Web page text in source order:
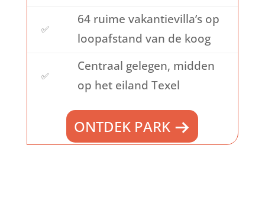
✅
64 ruime vakantievilla’s op
loopafstand van de koog
✅
Centraal gelegen, midden
op het eiland Texel
ONTDEK PARK